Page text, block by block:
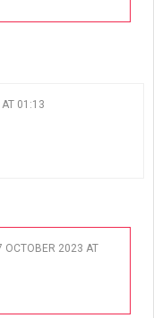
01:13
OCTOBER 2023 AT